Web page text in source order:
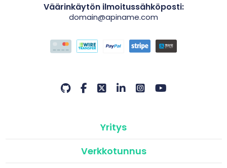
Väärinkäytön ilmoitussähköposti:
domain@apiname.com
Yritys
Verkkotunnus